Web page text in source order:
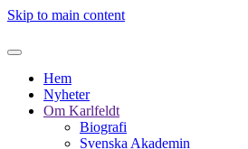
Skip to main content
Hem
Nyheter
Om Karlfeldt
Biografi
Svenska Akademin